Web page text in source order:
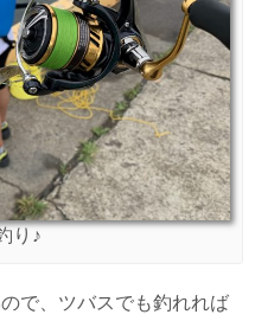
り♪
で、ツバスでも釣れれば